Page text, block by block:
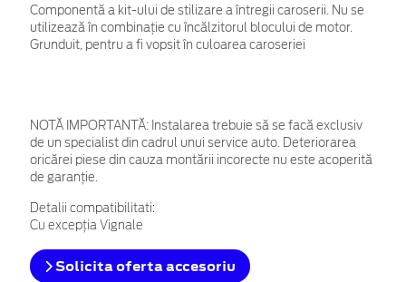
Componentă a kit-ului de stilizare a întregii caroserii. Nu se
utilizează în combinație cu încălzitorul blocului de motor.
Grunduit, pentru a fi vopsit în culoarea caroseriei
NOTĂ IMPORTANTĂ: Instalarea trebuie să se facă exclusiv
de un specialist din cadrul unui service auto. Deteriorarea
oricărei piese din cauza montării incorecte nu este acoperită
de garanţie.
Detalii compatibilitati:
Cu excepția Vignale
Solicita oferta accesoriu